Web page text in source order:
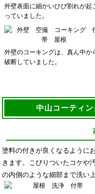
外壁表面に細かいひび割れが起
っていました。
外壁のコーキングは、真ん中か
破断していました。
中山コーティ
塗料の付きが良くなるように
きます。こびりついたコケや
の内側のような細部まで洗い